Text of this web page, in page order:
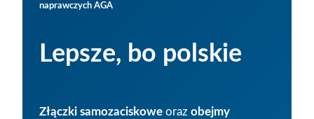
naprawczych AGA
Lepsze, bo polskie
Złączki samozaciskowe oraz obejmy